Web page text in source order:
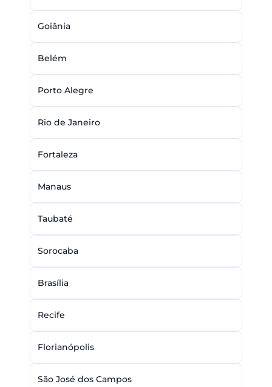
Goiânia
Belém
Porto Alegre
Rio de Janeiro
Fortaleza
Manaus
Taubaté
Sorocaba
Brasília
Recife
Florianópolis
São José dos Campos